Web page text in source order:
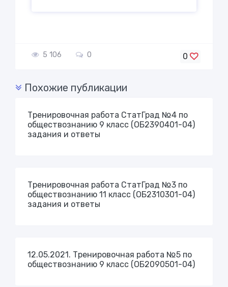
5 106 0 0
Похожие публикации
Тренировочная работа СтатГрад №4 по
обществознанию 9 класс (ОБ2390401-04)
задания и ответы
Тренировочная работа СтатГрад №3 по
обществознанию 11 класс (ОБ2310301-04)
задания и ответы
12.05.2021. Тренировочная работа №5 по
обществознанию 9 класс (ОБ2090501-04)